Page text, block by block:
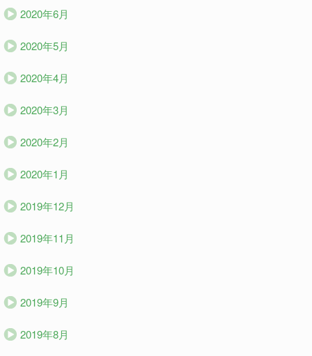
2020年6月
2020年5月
2020年4月
2020年3月
2020年2月
2020年1月
2019年12月
2019年11月
2019年10月
2019年9月
2019年8月